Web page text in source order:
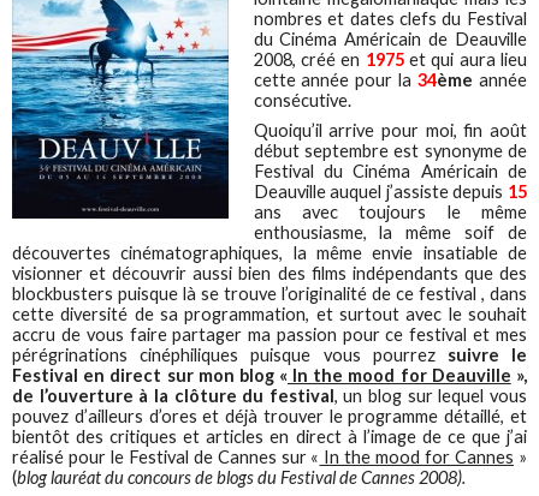
nombres et dates clefs du Festival
du Cinéma Américain de Deauville
2008, créé en 1975et qui aura lieu
cette année pour la34ème année
consécutive.
Quoiqu’il arrive pour moi, fin août
début septembre est synonyme de
Festival du Cinéma Américain de
Deauville auquel j’assiste depuis 15
ans avec toujours le même
enthousiasme, la même soif de
découvertes cinématographiques, la même envie insatiable de
visionner et découvrir aussi bien des films indépendants que des
blockbusters puisque là se trouve l’originalité de ce festival , dans
cette diversité de sa programmation, et surtout avec le souhait
accru de vous faire partager ma passion pour ce festival et mes
pérégrinations cinéphiliques puisque vous pourrez suivre le
Festival en direct sur mon blog « In the mood for Deauville »,
de l’ouverture à la clôture du festival, un blog sur lequel vous
pouvez d’ailleurs d’ores et déjà trouver le programme détaillé, et
bientôt des critiques et articles en direct à l’image de ce que j’ai
réalisé pour le Festival de Cannes sur « In the mood for Cannes »
(blog lauréat du concours de blogs du Festival de Cannes 2008).